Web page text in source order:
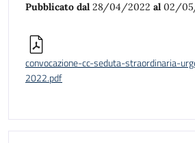
Pubblicato dal 28/04/2022 al 02/
convocazione-cc-seduta-straordinaria-
2022.pdf